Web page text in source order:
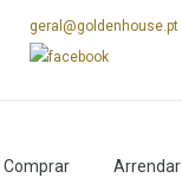
geral@goldenhouse.pt
Comprar Arrendar